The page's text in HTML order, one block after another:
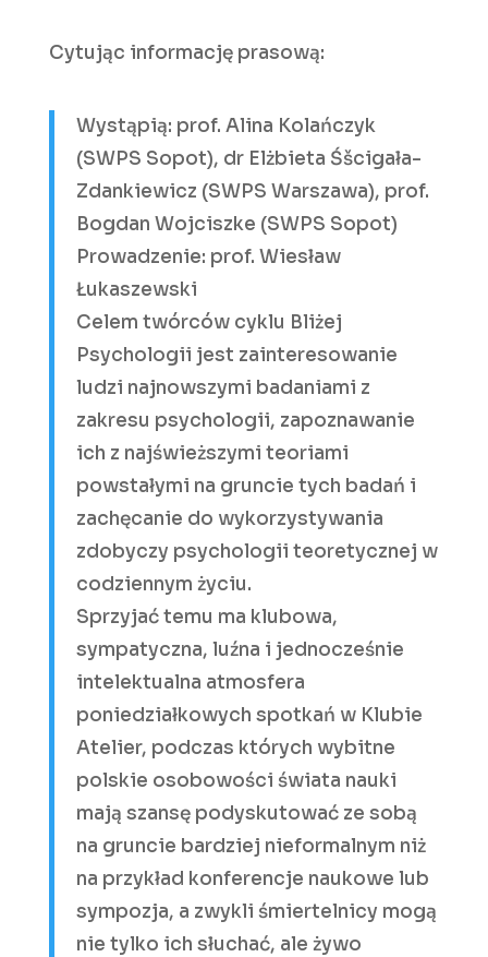
Cytując informację prasową:
Wystąpią: prof. Alina Kolańczyk
(SWPS Sopot), dr Elżbieta Śšcigała-
Zdankiewicz (SWPS Warszawa), prof.
Bogdan Wojciszke (SWPS Sopot)
Prowadzenie: prof. Wiesław
Łukaszewski
Celem twórców cyklu Bliżej
Psychologii jest zainteresowanie
ludzi najnowszymi badaniami z
zakresu psychologii, zapoznawanie
ich z najświeższymi teoriami
powstałymi na gruncie tych badań i
zachęcanie do wykorzystywania
zdobyczy psychologii teoretycznej w
codziennym życiu.
Sprzyjać temu ma klubowa,
sympatyczna, luźna i jednocześnie
intelektualna atmosfera
poniedziałkowych spotkań w Klubie
Atelier, podczas których wybitne
polskie osobowości świata nauki
mają szansę podyskutować ze sobą
na gruncie bardziej nieformalnym niż
na przykład konferencje naukowe lub
sympozja, a zwykli śmiertelnicy mogą
nie tylko ich słuchać, ale żywo